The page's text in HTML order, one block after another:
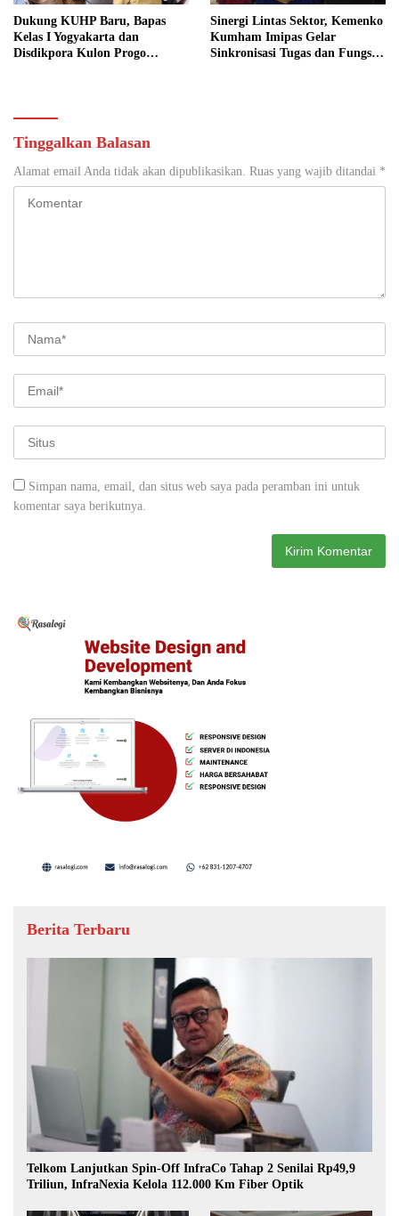
Dukung KUHP Baru, Bapas
Kelas I Yogyakarta dan
Disdikpora Kulon Progo
Sinergi Lintas Sektor, Kemenko
Kumham Imipas Gelar
Sinkronisasi Tugas dan Fungsi
Tinggalkan Balasan
Alamat email Anda tidak akan dipublikasikan. Ruas yang wajib ditandai *
Simpan nama, email, dan situs web saya pada peramban ini untuk
komentar saya berikutnya.
Berita Terbaru
Telkom Lanjutkan Spin-Off InfraCo Tahap 2 Senilai Rp49,9
Triliun, InfraNexia Kelola 112.000 Km Fiber Optik